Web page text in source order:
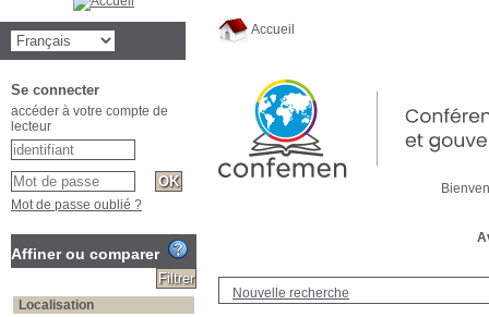
Accueil
Nouvelle recherche
Se connecter
accéder à votre compte de
lecteur
Mot de passe oublié ?
Affiner ou comparer
Localisation